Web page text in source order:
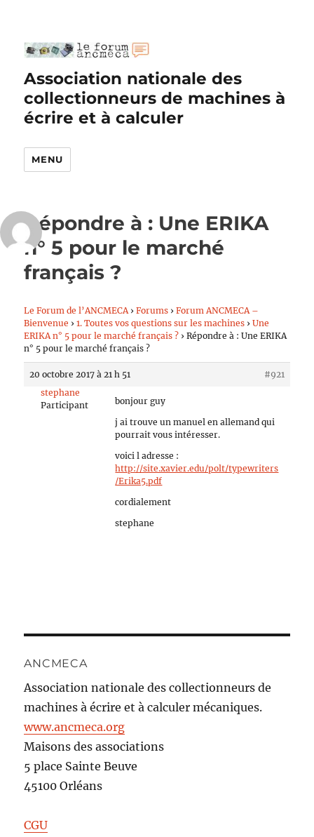
Association nationale des
collectionneurs de machines à
écrire et à calculer
MENU
Répondre à : Une ERIKA
n° 5 pour le marché
français ?
Le Forum de l’ANCMECA › Forums › Forum ANCMECA –
Bienvenue › 1. Toutes vos questions sur les machines › Une
ERIKA n° 5 pour le marché français ? › Répondre à : Une ERIKA
n° 5 pour le marché français ?
20 octobre 2017 à 21 h 51
#921
stephane
Participant
bonjour guy
j ai trouve un manuel en allemand qui
pourrait vous intéresser.
voici l adresse :
http://site.xavier.edu/polt/typewriters
/Erika5.pdf
cordialement
stephane
ANCMECA
Association nationale des collectionneurs de
machines à écrire et à calculer mécaniques.
www.ancmeca.org
Maisons des associations
5 place Sainte Beuve
45100 Orléans
CGU